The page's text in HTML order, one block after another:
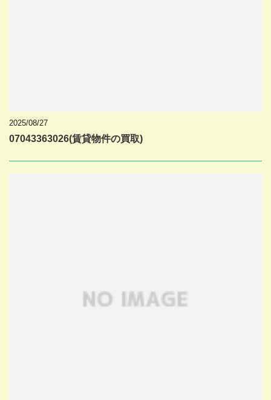
2025/08/27
07043363026(賃貸物件の買取)